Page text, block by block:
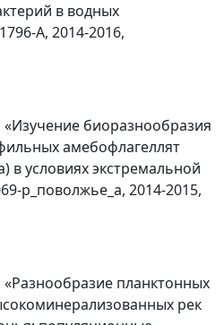
в водных
А, 2014-2016,
биоразнообразия
амебофлагеллят
в условиях экстремальной
р_поволжье_а, 2014-2015,
планктонных
рек